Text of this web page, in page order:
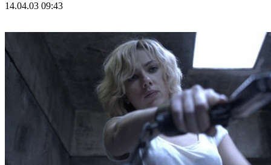
14.04.03 09:43